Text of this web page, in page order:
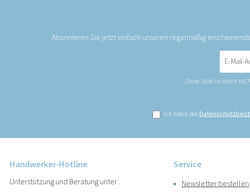
Abonnieren Sie jetzt einfach unseren regelmäßig
Mail-
*
Diese Seite ist durch
Ich habe die
Handwerker-Hotline
Unterstützung und Beratung unter:
Service
Newsletter bestellen